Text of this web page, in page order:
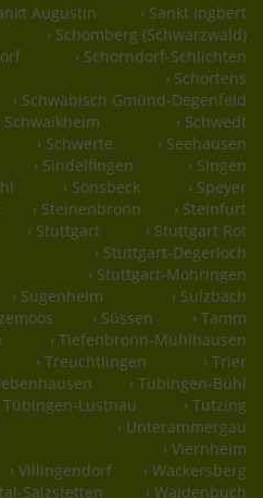
Augustin
› Sankt Ingbert
› Schömberg (Schwarzwald)
› Schorndorf-Schlichten
› Schortens
› Schwäbisch Gmünd-Degenfeld
Schwaikheim
› Schwedt
› Schwerte
› Seehausen
› Sindelfingen
› Singen
› Sonsbeck
› Speyer
› Steinenbronn
› Steinfurt
› Stuttgart
› Stuttgart Rot
› Stuttgart-Degerloch
› Stuttgart-Möhringen
› Sugenheim
› Sulzbach
› Süssen
› Tamm
› Tiefenbronn-Mühlhausen
› Treuchtlingen
› Trier
› Tübingen-Bühl
Tübingen-Lustnau
› Tutzing
› Unterammergau
› Viernheim
› Villingendorf
› Wackersberg
Salzstetten
› Waldenbuch